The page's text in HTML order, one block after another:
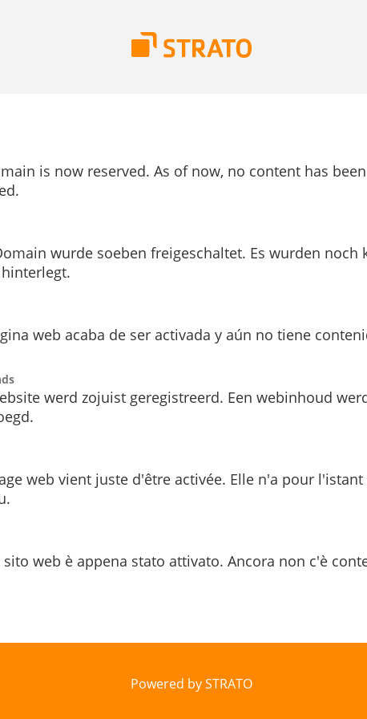
is now reserved. As of now, no content has been
wurde soeben freigeschaltet. Es wurden noch
web acaba de ser activada y aún no tiene
werd zojuist geregistreerd. Een webinhoud
web vient juste d'être activée. Elle n'a pour l'istant
sito web è appena stato attivato. Ancora non c'è
Powered by STRATO